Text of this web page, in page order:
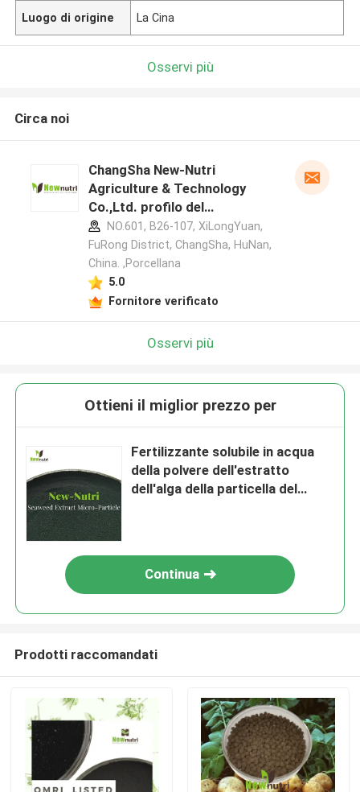
Luogo di origine La Cina
Osservi più
Circa noi
ChangSha New-Nutri
Agriculture & Technology
Co.,Ltd. profilo del
produttore
NO.601, B26-107, XiLongYuan,
FuRong District, ChangSha, HuNan,
China. ,Porcellana
5.0
Fornitore verificato
Osservi più
Ottieni il miglior prezzo per
Fertilizzante solubile in acqua
della polvere dell'estratto
dell'alga della particella del
Continua
Prodotti raccomandati